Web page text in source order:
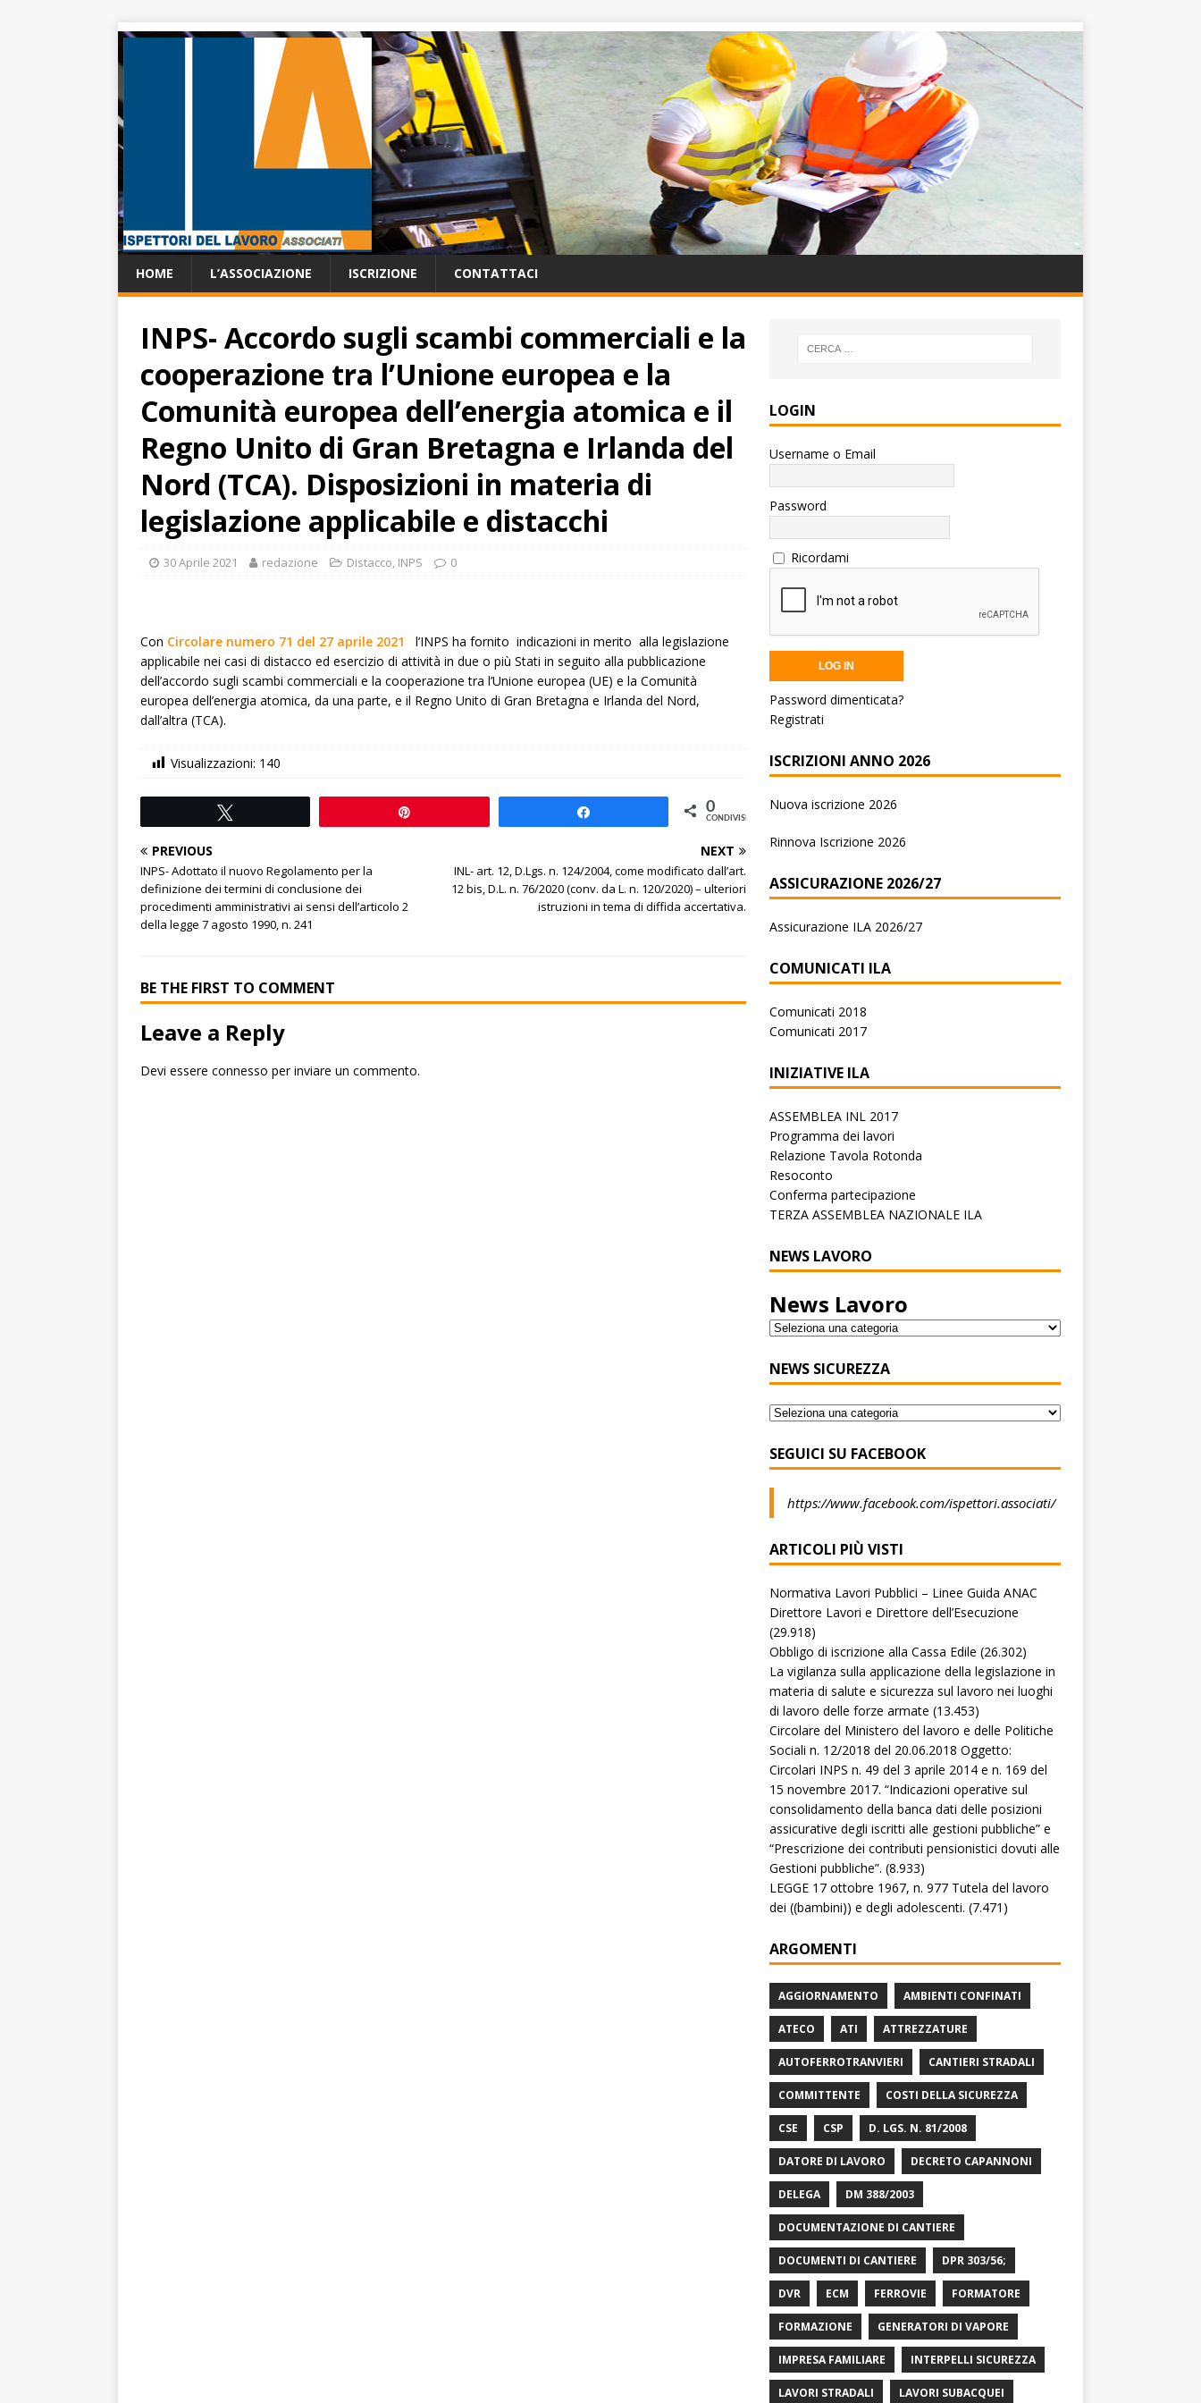
HOME L’ASSOCIAZIONE ISCRIZIONE CONTATTACI
INPS- Accordo sugli scambi commerciali e la
cooperazione tra l’Unione europea e la
Comunità europea dell’energia atomica e il
Regno Unito di Gran Bretagna e Irlanda del
Nord (TCA). Disposizioni in materia di
legislazione applicabile e distacchi
30 Aprile 2021 redazione Distacco, INPS 0
Con Circolare numero 71 del 27 aprile 2021
l’INPS ha fornito indicazioni in merito alla legislazione
applicabile nei casi di distacco ed esercizio di attività in due o più Stati in seguito alla pubblicazione
dell’accordo sugli scambi commerciali e la cooperazione tra l’Unione europea (UE) e la Comunità
europea dell’energia atomica, da una parte, e il Regno Unito di Gran Bretagna e Irlanda del Nord,
dall’altra (TCA).
Visualizzazioni: 140
0
CONDIVISIONI
PREVIOUS
INPS- Adottato il nuovo Regolamento per la
definizione dei termini di conclusione dei
procedimenti amministrativi ai sensi dell’articolo 2
della legge 7 agosto 1990, n. 241
NEXT
INL- art. 12, D.Lgs. n. 124/2004, come modificato dall’art.
12 bis, D.L. n. 76/2020 (conv. da L. n. 120/2020) – ulteriori
istruzioni in tema di diffida accertativa.
BE THE FIRST TO COMMENT
Leave a Reply
Devi essere connesso per inviare un commento.
LOGIN
Username o Email
Password
Ricordami
Password dimenticata?
Registrati
ISCRIZIONI ANNO 2026
Nuova iscrizione 2026
Rinnova Iscrizione 2026
ASSICURAZIONE 2026/27
Assicurazione ILA 2026/27
COMUNICATI ILA
Comunicati 2018
Comunicati 2017
INIZIATIVE ILA
ASSEMBLEA INL 2017
Programma dei lavori
Relazione Tavola Rotonda
Resoconto
Conferma partecipazione
TERZA ASSEMBLEA NAZIONALE ILA
NEWS LAVORO
News Lavoro
NEWS SICUREZZA
SEGUICI SU FACEBOOK
https://www.facebook.com/ispettori.associati/
ARTICOLI PIÙ VISTI
Normativa Lavori Pubblici – Linee Guida ANAC
Direttore Lavori e Direttore dell’Esecuzione
(29.918)
Obbligo di iscrizione alla Cassa Edile (26.302)
La vigilanza sulla applicazione della legislazione in
materia di salute e sicurezza sul lavoro nei luoghi
di lavoro delle forze armate (13.453)
Circolare del Ministero del lavoro e delle Politiche
Sociali n. 12/2018 del 20.06.2018 Oggetto:
Circolari INPS n. 49 del 3 aprile 2014 e n. 169 del
15 novembre 2017. “Indicazioni operative sul
consolidamento della banca dati delle posizioni
assicurative degli iscritti alle gestioni pubbliche” e
“Prescrizione dei contributi pensionistici dovuti alle
Gestioni pubbliche”. (8.933)
LEGGE 17 ottobre 1967, n. 977 Tutela del lavoro
dei ((bambini)) e degli adolescenti. (7.471)
ARGOMENTI
AGGIORNAMENTO AMBIENTI CONFINATI
ATECO ATI ATTREZZATURE
AUTOFERROTRANVIERI CANTIERI STRADALI
COMMITTENTE COSTI DELLA SICUREZZA
CSE CSP D. LGS. N. 81/2008
DATORE DI LAVORO DECRETO CAPANNONI
DELEGA DM 388/2003
DOCUMENTAZIONE DI CANTIERE
DOCUMENTI DI CANTIERE DPR 303/56;
DVR ECM FERROVIE FORMATORE
FORMAZIONE GENERATORI DI VAPORE
IMPRESA FAMILIARE INTERPELLI SICUREZZA
LAVORI STRADALI LAVORI SUBACQUEI